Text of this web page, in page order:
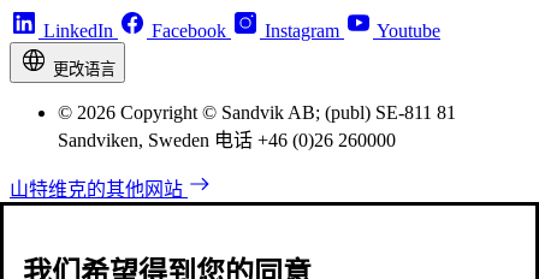
LinkedIn Facebook Instagram Youtube
更改语言
© 2026 Copyright © Sandvik AB; (publ) SE-811 81
Sandviken, Sweden 电话 +46 (0)26 260000
山特维克的其他网站
我们希望得到您的同意